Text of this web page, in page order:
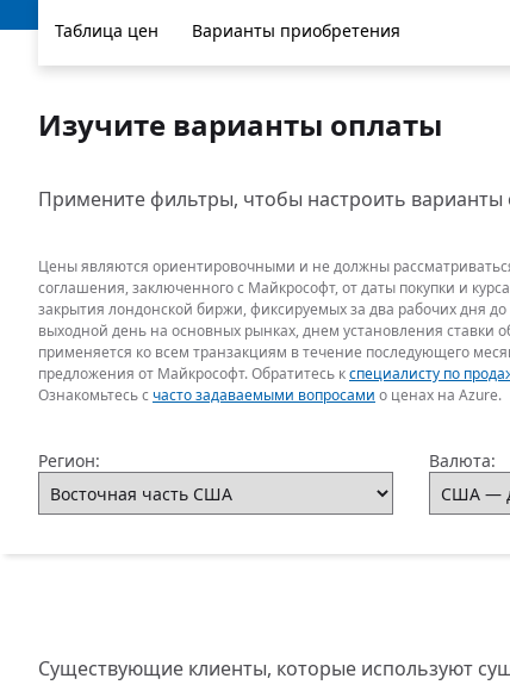
Таблица цен Варианты приобретения
Изучите варианты оплаты
Примените фильтры, чтобы настроить варианты
Цены являются ориентировочными и не должны
соглашения, заключенного с Майкрософт, от даты покупки и
закрытия лондонской биржи, фиксируемых за два рабочих дня
выходной день на основных рынках, днем установления
применяется ко всем транзакциям в течение последующего
предложения от Майкрософт. Обратитесь кспециалисту по
Ознакомьтесь счасто задаваемыми вопросами о ценах на Azure.
Регион: Валюта:
Существующие клиенты, которые используют